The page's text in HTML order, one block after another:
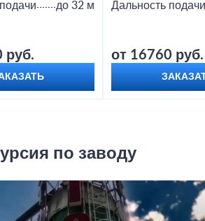
до 32 м
руб.
Дальность подачи
от 16760 руб.
по заводу